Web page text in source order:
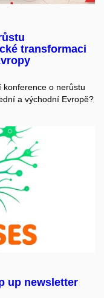
transformaci
konference o nerůstu
a východní Evropě?
up newsletter